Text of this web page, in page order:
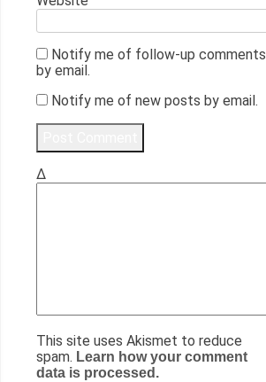
Notify me of follow-up comments
by email.
Notify me of new posts by email.
Δ
This site uses Akismet to reduce
spam. Learn how your comment
data is processed.